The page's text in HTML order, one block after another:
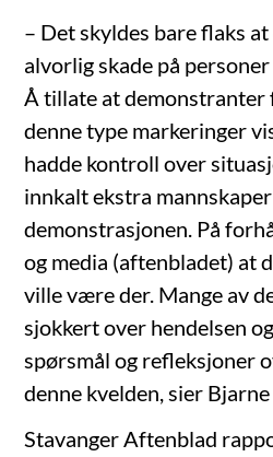
– Det skyldes bare flaks
alvorlig skade på
Å tillate at
denne type markeringer
hadde kontroll over
innkalt ekstra
demonstrasjonen. På
og media (aftenbladet) at
ville være der. Mange av
sjokkert over hendelsen
spørsmål og refleksjoner
denne kvelden, sier Bjarne
Stavanger Aftenblad